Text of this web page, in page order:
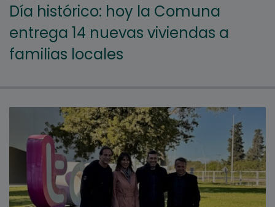
Día histórico: hoy la Comuna
entrega 14 nuevas viviendas a
familias locales